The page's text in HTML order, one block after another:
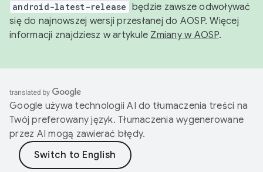
android-latest-release będzie zawsze odwoływać
się do najnowszej wersji przesłanej do AOSP. Więcej
informacji znajdziesz w artykule Zmiany w AOSP.
Google używa technologii AI do tłumaczenia treści na
Twój preferowany język. Tłumaczenia wygenerowane
przez AI mogą zawierać błędy.